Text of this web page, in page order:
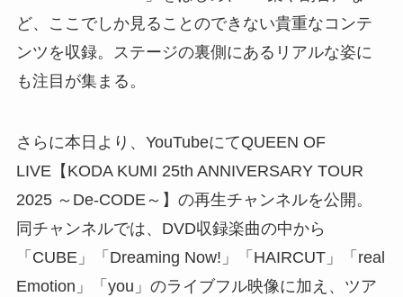
ど、ここでしか見ることのできない貴重なコンテ
ンツを収録。ステージの裏側にあるリアルな姿に
も注目が集まる。
さらに本日より、YouTubeにてQUEEN OF
LIVE【KODA KUMI 25th ANNIVERSARY TOUR
2025 ～De-CODE～】の再生チャンネルを公開。
同チャンネルでは、DVD収録楽曲の中から
「CUBE」「Dreaming Now!」「HAIRCUT」「real
Emotion」「you」のライブフル映像に加え、ツア